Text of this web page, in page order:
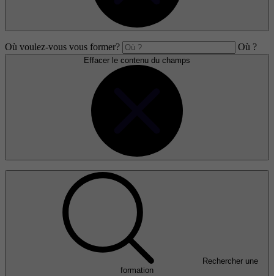
Où voulez-vous vous former? Où ?
Effacer le contenu du champs
Rechercher une
formation